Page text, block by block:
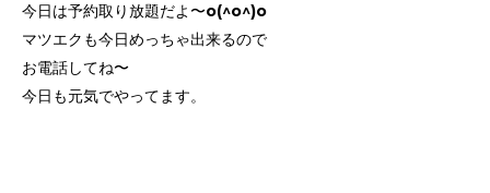
今日は予約取り放題だよ〜o(^o^)o
マツエクも今日めっちゃ出来るので
お電話してね〜
今日も元気でやってます。